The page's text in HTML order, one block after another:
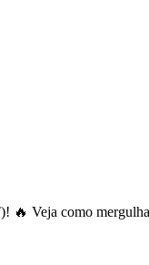
🔥 Veja como